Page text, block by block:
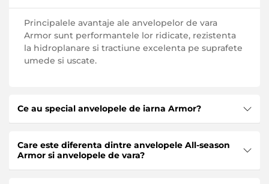
Principalele avantaje ale anvelopelor de vara
Armor sunt performantele lor ridicate, rezistenta
la hidroplanare si tractiune excelenta pe suprafete
umede si uscate.
Ce au special anvelopele de iarna Armor?
Armor sunt rezistenta si durabilitatea acestora.
Dezvoltarea acestor anvelope se realizeaza pe
Care este diferenta dintre anvelopele All-season
Armor si anvelopele de vara?